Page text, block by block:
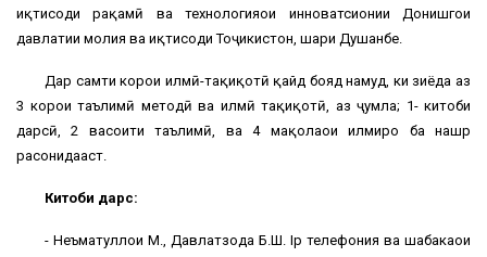
иқтисоди рақамӣ ва технологияҳои инноватсионии Донишгоҳи
давлатии молия ва иқтисоди Тоҷикистон, шаҳри Душанбе.
Дар самти корҳои илмӣ-таҳқиқотӣ қайд бояд намуд, ки зиёда аз
3 корҳои таълимӣ методӣ ва илмӣ таҳқиқотӣ, аз ҷумла; 1- китоби
дарсӣ, 2 васоити таълимӣ, ва 4 мақолаҳои илмиро ба нашр
расонидааст.
Китоби дарсӣ:
- Неъматуллои М., Давлатзода Б.Ш. Ip телефония ва шабакаҳои